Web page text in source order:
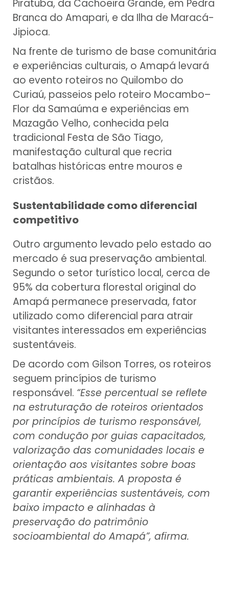
Piratuba, da Cachoeira Grande, em Pedra
Branca do Amapari, e da Ilha de Maracá-
Jipioca.
Na frente de turismo de base comunitária
e experiências culturais, o Amapá levará
ao evento roteiros no Quilombo do
Curiaú, passeios pelo roteiro Mocambo–
Flor da Samaúma e experiências em
Mazagão Velho, conhecida pela
tradicional Festa de São Tiago,
manifestação cultural que recria
batalhas históricas entre mouros e
cristãos.
Sustentabilidade como diferencial
competitivo
Outro argumento levado pelo estado ao
mercado é sua preservação ambiental.
Segundo o setor turístico local, cerca de
95% da cobertura florestal original do
Amapá permanece preservada, fator
utilizado como diferencial para atrair
visitantes interessados em experiências
sustentáveis.
De acordo com Gilson Torres, os roteiros
seguem princípios de turismo
responsável. “Esse percentual se reflete
na estruturação de roteiros orientados
por princípios de turismo responsável,
com condução por guias capacitados,
valorização das comunidades locais e
orientação aos visitantes sobre boas
práticas ambientais. A proposta é
garantir experiências sustentáveis, com
baixo impacto e alinhadas à
preservação do patrimônio
socioambiental do Amapá”, afirma.